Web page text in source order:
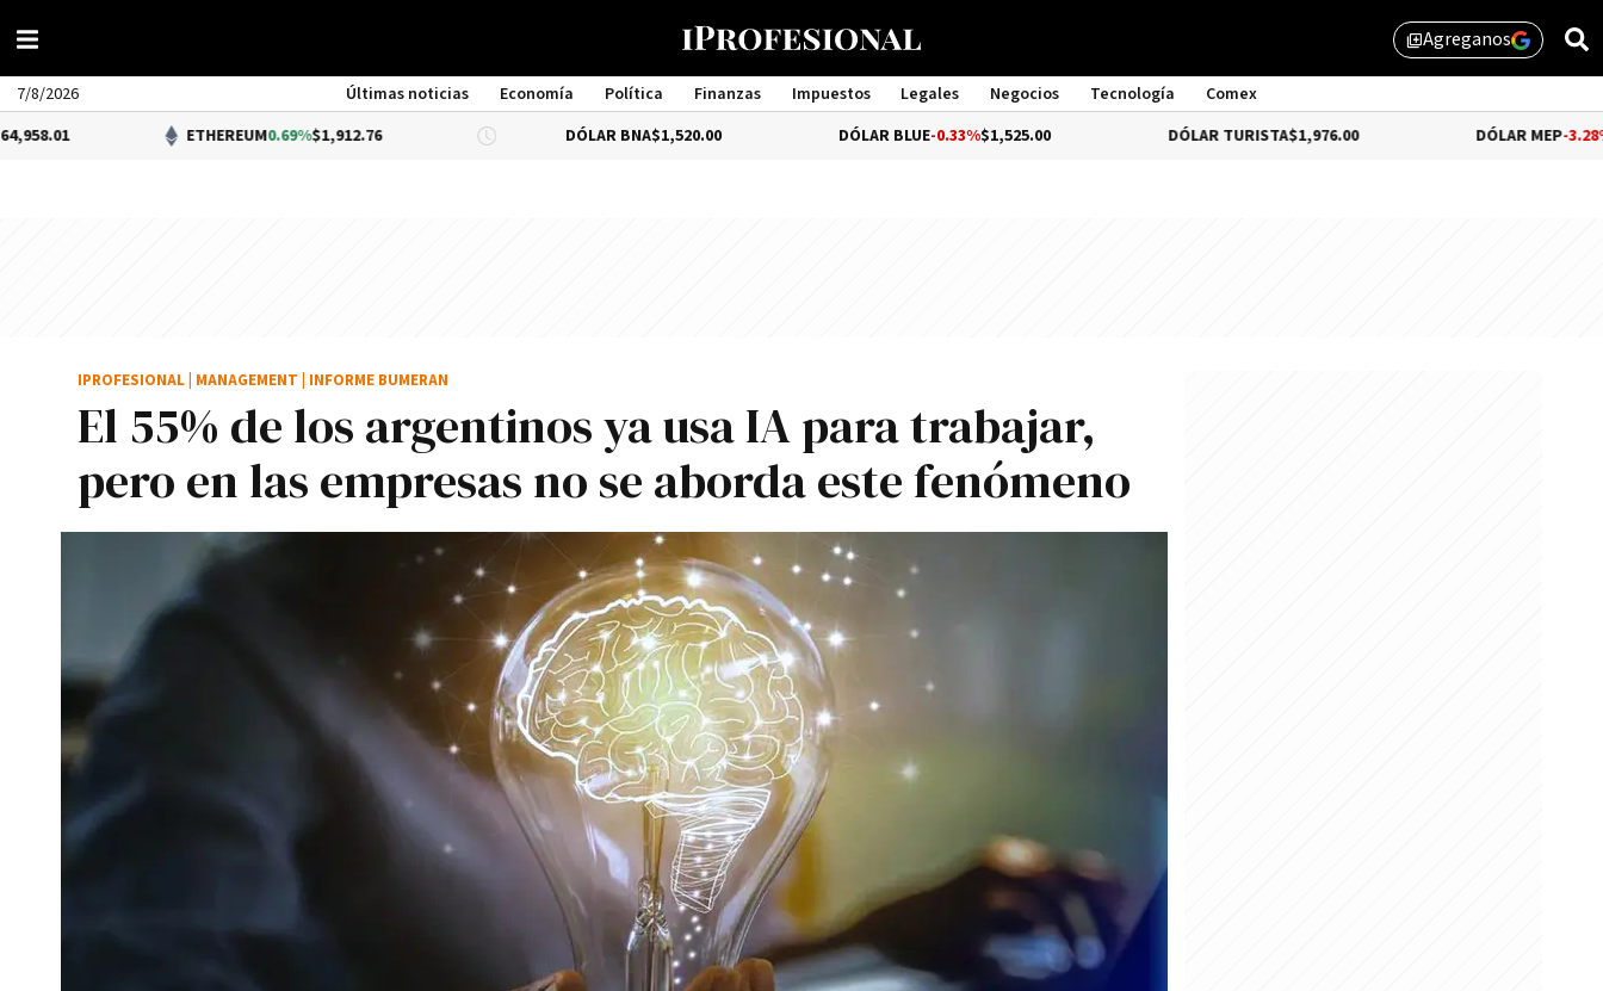
library_addAgreganos
7/8/2026 Últimas noticias Economía Política Finanzas Impuestos Legales Negocios Tecnología
Comex
Management
ETHEREUM 0.69%$1,912.76 DÓLAR BNA$1,520.00 DÓLAR BLUE-0.33%$1,525.00 DÓLAR TURISTA$1,976.00 DÓLAR MEP-3.28% $1,529.31
El 55% de los argentinos ya usa IA para trabajar,
pero en las empresas no se aborda este fenómeno
IPROFESIONAL MANAGEMENT INFORME BUMERAN